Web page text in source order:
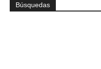
Búsquedas